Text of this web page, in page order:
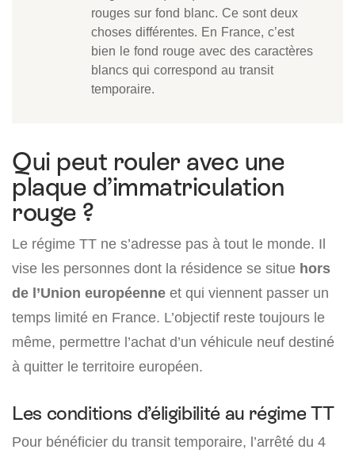
rouges sur fond blanc. Ce sont deux
choses différentes. En France, c’est
bien le fond rouge avec des caractères
blancs qui correspond au transit
temporaire.
Qui peut rouler avec une
plaque d’immatriculation
rouge ?
Le régime TT ne s’adresse pas à tout le monde. Il
vise les personnes dont la résidence se situe hors
de l’Union européenne et qui viennent passer un
temps limité en France. L’objectif reste toujours le
même, permettre l’achat d’un véhicule neuf destiné
à quitter le territoire européen.
Les conditions d’éligibilité au régime TT
Pour bénéficier du transit temporaire, l’arrêté du 4